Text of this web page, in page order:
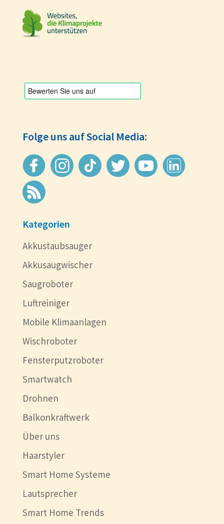
Folge uns auf Social Media:
Kategorien
Akkustaubsauger
Akkusaugwischer
Saugroboter
Luftreiniger
Mobile Klimaanlagen
Wischroboter
Fensterputzroboter
Smartwatch
Drohnen
Balkonkraftwerk
Über uns
Haarstyler
Smart Home Systeme
Lautsprecher
Smart Home Trends